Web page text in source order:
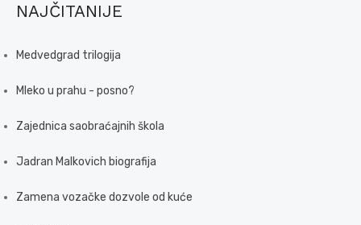
NAJČITANIJE
Medvedgrad trilogija
Mleko u prahu - posno?
Zajednica saobraćajnih škola
Jadran Malkovich biografija
Zamena vozačke dozvole od kuće